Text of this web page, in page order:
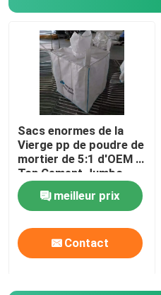
Sacs enormes de la
Vierge pp de poudre de
mortier de 5:1 d'OEM 1
Ton Cement Jumbo
Bags
meilleur prix
Contact